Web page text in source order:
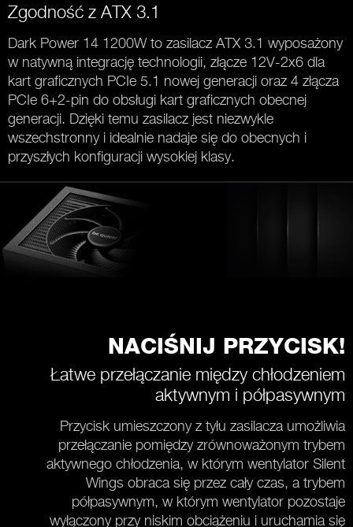
Zgodność z ATX 3.1
Dark Power 14 1200W to zasilacz ATX 3.1 wyposażony
w natywną integrację technologii, złącze 12V-2x6 dla
kart graficznych PCIe 5.1 nowej generacji oraz 4 złącza
PCIe 6+2-pin do obsługi kart graficznych obecnej
generacji. Dzięki temu zasilacz jest niezwykle
wszechstronny i idealnie nadaje się do obecnych i
przyszłych konfiguracji wysokiej klasy.
NACIŚNIJ PRZYCISK!
Łatwe przełączanie między chłodzeniem
aktywnym i półpasywnym
Przycisk umieszczony z tyłu zasilacza umożliwia
przełączanie pomiędzy zrównoważonym trybem
aktywnego chłodzenia, w którym wentylator Silent
Wings obraca się przez cały czas, a trybem
półpasywnym, w którym wentylator pozostaje
wyłączony przy niskim obciążeniu i uruchamia się